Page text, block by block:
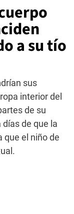
a su tío
sus
interior del
de su
de que la
que el niño de